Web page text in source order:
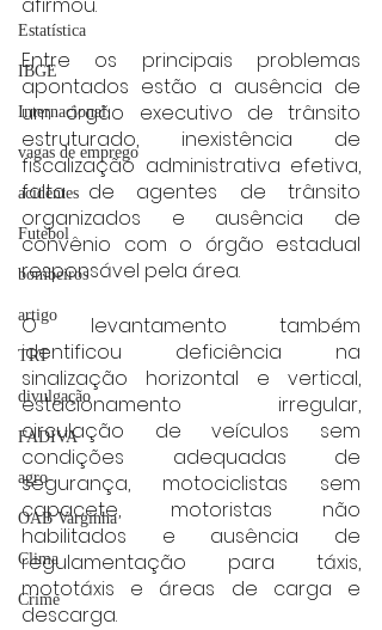
Estatística
IBGE
Internacional
vagas de emprego
acidentes
Futebol
bombeiros
artigo
TRT
divulgação
FADIVA
agro
OAB Varginha
Clima
Crime
Entre os principais problemas
apontados estão a ausência de
um órgão executivo de trânsito
estruturado, inexistência de
fiscalização administrativa efetiva,
falta de agentes de trânsito
organizados e ausência de
convênio com o órgão estadual
responsável pela área.
O levantamento também
identificou deficiência na
sinalização horizontal e vertical,
estacionamento irregular,
circulação de veículos sem
condições adequadas de
segurança, motociclistas sem
capacete, motoristas não
habilitados e ausência de
regulamentação para táxis,
mototáxis e áreas de carga e
descarga.